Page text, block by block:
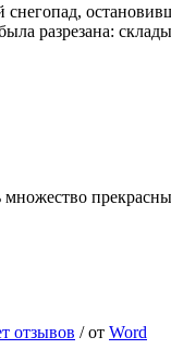
разрезана:
множество
отзывов /от Word